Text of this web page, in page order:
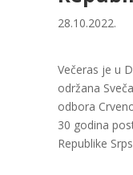
28.10.2022.
Večeras je u
održana
odbora
30 godina
Republike